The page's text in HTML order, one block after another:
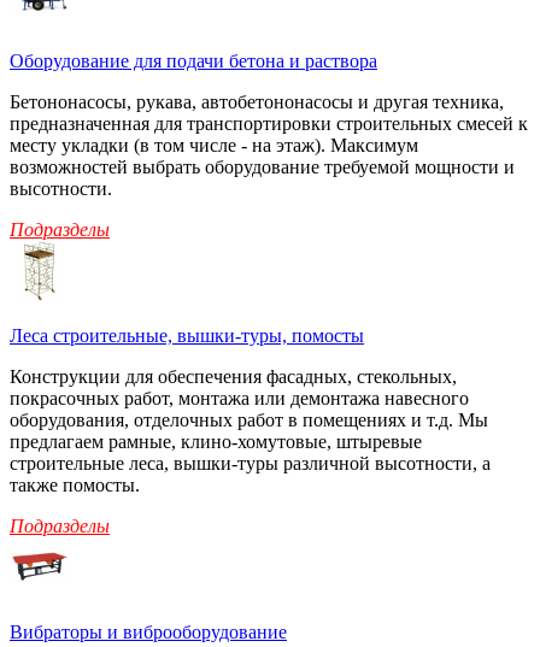
Оборудование для подачи бетона и раствора
Бетононасосы, рукава, автобетононасосы и другая техника,
предназначенная для транспортировки строительных смесей к
месту укладки (в том числе - на этаж). Максимум
возможностей выбрать оборудование требуемой мощности и
высотности.
Подразделы
Леса строительные, вышки-туры, помосты
Конструкции для обеспечения фасадных, стекольных,
покрасочных работ, монтажа или демонтажа навесного
оборудования, отделочных работ в помещениях и т.д. Мы
предлагаем рамные, клино-хомутовые, штыревые
строительные леса, вышки-туры различной высотности, а
также помосты.
Подразделы
Вибраторы и виброоборудование